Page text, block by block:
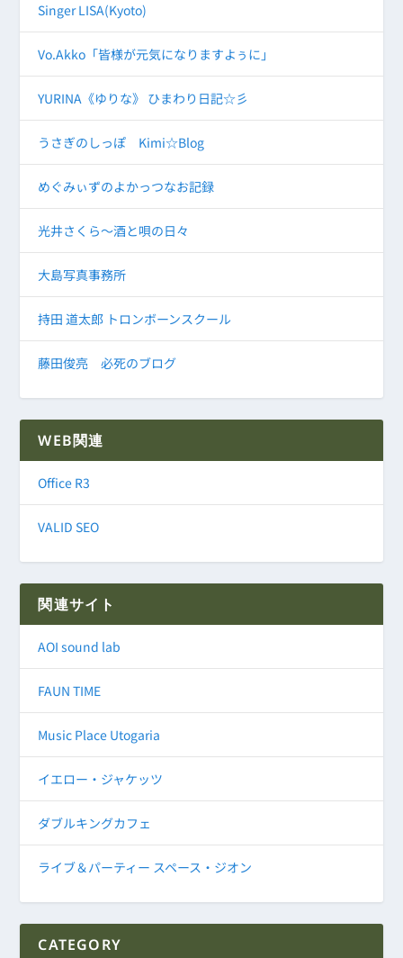
Singer LISA(Kyoto)
Vo.Akko「皆様が元気になりますよぅに」
YURINA《ゆりな》 ひまわり日記☆彡
うさぎのしっぽ Kimi☆Blog
めぐみぃずのよかっつなお記録
光井さくら～酒と唄の日々
大島写真事務所
持田 道太郎 トロンボーンスクール
藤田俊亮 必死のブログ
WEB関連
Office R3
VALID SEO
関連サイト
AOI sound lab
FAUN TIME
Music Place Utogaria
イエロー・ジャケッツ
ダブルキングカフェ
ライブ＆パーティー スペース・ジオン
CATEGORY